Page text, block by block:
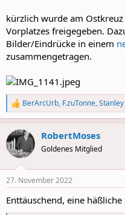
kürzlich wurde am
Vorplatzes freigegeben.
Bilder/Eindrücke in einem
zusammengetragen.
R
e
a
c
t
i
s
BerArcUrb, F.zuTonne,
RobertMoses
Goldenes Mitglied
27. November 2022
Enttäuschend, eine häßliche